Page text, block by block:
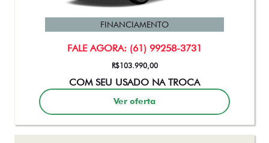
Ver oferta
FASTBACK AUDACE TURBO 200 HYBRID FLEX AT 2026
FALE AGORA: (61) 99258-3731
FINANCIAMENTO